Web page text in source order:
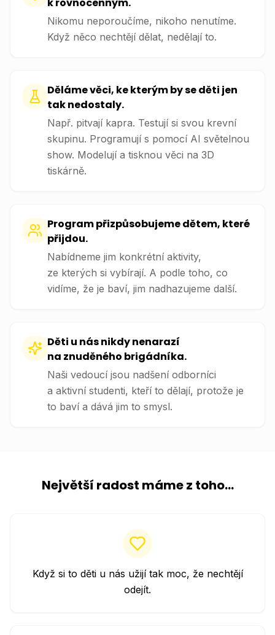
Nikomu neporoučíme, nikoho nenutíme.
Když něco nechtějí dělat, nedělají to.
Děláme věci, ke kterým by se děti jen
tak nedostaly.
Např. pitvají kapra. Testují si svou krevní
skupinu. Programují s pomocí AI světelnou
show. Modelují a tisknou věci na 3D
tiskárně.
Program přizpůsobujeme dětem, které
přijdou.
Nabídneme jim konkrétní aktivity,
ze kterých si vybírají. A podle toho, co
vidíme, že je baví, jim nadhazujeme další.
Děti u nás nikdy nenarazí
na znuděného brigádníka.
Naši vedoucí jsou nadšení odborníci
a aktivní studenti, kteří to dělají, protože je
to baví a dává jim to smysl.
Největší radost máme z toho...
Když si to děti u nás užijí tak moc, že nechtějí
odejít.